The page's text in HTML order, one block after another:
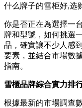
什么牌子的雪柜好,选
你是否正在為選擇一
牌和型號，如何挑選
品，確實讓不少人感
要素，並結合市場數
指南。
雪櫃品牌綜合實力排
根據最新的市場調查